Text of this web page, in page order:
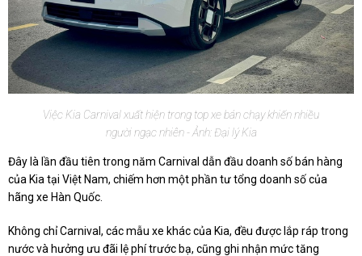
Việc Kia Carnival xuất hiện trong top xe bán chạy khiến nhiều
người ngạc nhiên - Ảnh: Đại lý Kia
Đây là lần đầu tiên trong năm Carnival dẫn đầu doanh số bán hàng
của Kia tại Việt Nam, chiếm hơn một phần tư tổng doanh số của
hãng xe Hàn Quốc.
Không chỉ Carnival, các mẫu xe khác của Kia, đều được lắp ráp trong
nước và hưởng ưu đãi lệ phí trước bạ, cũng ghi nhận mức tăng